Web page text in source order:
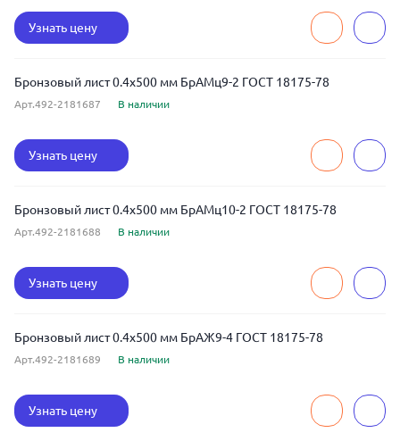
Узнать цену
Бронзовый лист 0.4x500 мм БрАМц9-2 ГОСТ 18175-78
Арт.492-2181687 В наличии
Узнать цену
Бронзовый лист 0.4x500 мм БрАМц10-2 ГОСТ 18175-78
Арт.492-2181688 В наличии
Узнать цену
Бронзовый лист 0.4x500 мм БрАЖ9-4 ГОСТ 18175-78
Арт.492-2181689 В наличии
Узнать цену